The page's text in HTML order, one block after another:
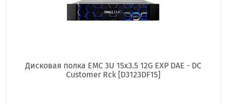
Дисковая полка EMC 3U 15x3.5 12G EXP DAE - DC
Customer Rck [D3123DF15]